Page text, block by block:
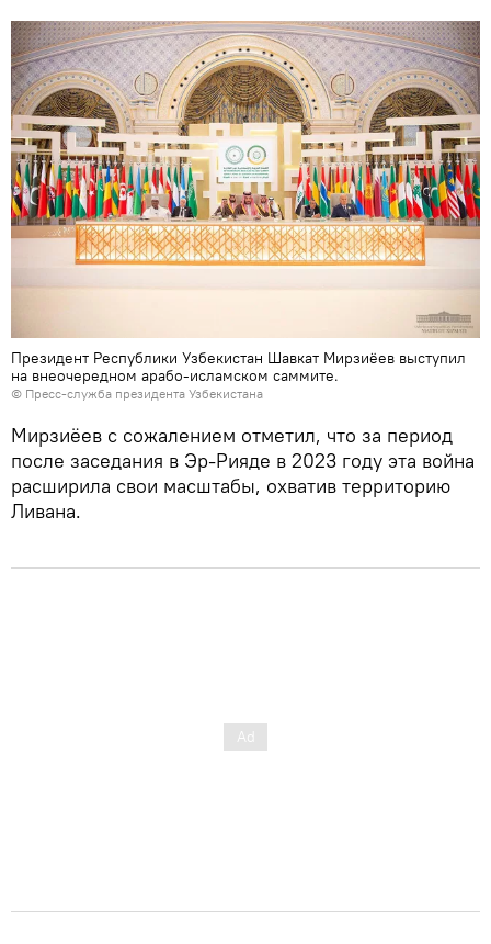
Президент Республики Узбекистан Шавкат Мирзиёев выступил
на внеочередном арабо-исламском саммите.
© Пресс-служба президента Узбекистана
Мирзиёев с сожалением отметил, что за период
после заседания в Эр-Рияде в 2023 году эта война
расширила свои масштабы, охватив территорию
Ливана.